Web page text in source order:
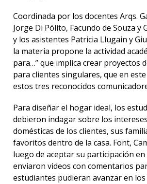
Coordinada por los docentes Arqs.
Jorge Di Pólito, Facundo de Souza y
y los asistentes Patricia Llugain y
la materia propone la actividad
para…” que implica crear proyectos
para clientes singulares, que en
estos tres reconocidos
Para diseñar el hogar ideal, los
debieron indagar sobre los
domésticas de los clientes, sus
favoritos dentro de la casa. Font,
luego de aceptar su participación
enviaron videos con comentarios
estudiantes pudieran avanzar en